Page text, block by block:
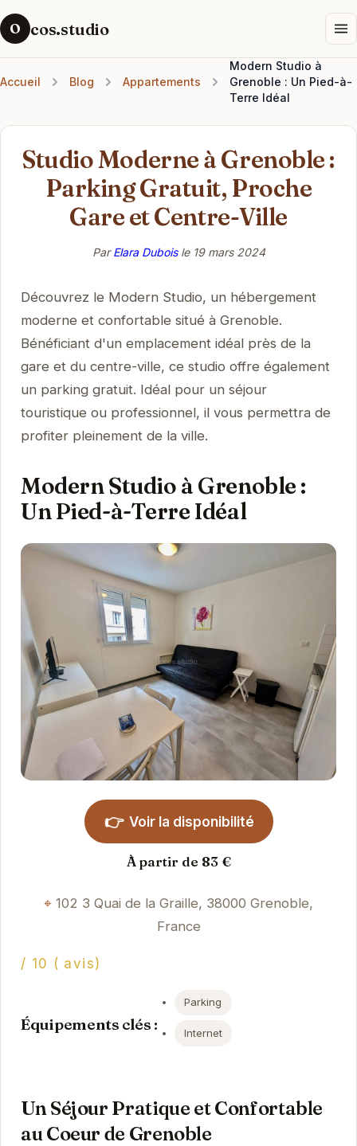
O cos.studio
Accueil Blog Appartements
Modern Studio à
Grenoble : Un Pied-à-
Terre Idéal
Studio Moderne à Grenoble :
Parking Gratuit, Proche
Gare et Centre-Ville
ParElara Duboisle 19 mars 2024
Découvrez le Modern Studio, un hébergement
moderne et confortable situé à Grenoble.
Bénéficiant d'un emplacement idéal près de la
gare et du centre-ville, ce studio offre également
un parking gratuit. Idéal pour un séjour
touristique ou professionnel, il vous permettra de
profiter pleinement de la ville.
Modern Studio à Grenoble :
Un Pied-à-Terre Idéal
👉 Voir la disponibilité
À partir de 83 €
102 3 Quai de la Graille, 38000 Grenoble,
France
/ 10 ( avis)
Équipements clés :
Parking
Internet
Un Séjour Pratique et Confortable
au Coeur de Grenoble